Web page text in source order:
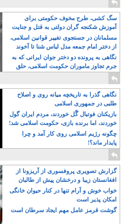
سگ کشی، طرح مخوف حکومتی برای
آموزش شکنجه گران دولتی به قتل و جنایت
بیشتر
مسلمانان در جستجوی تغییر قوانین اسلامی،
از دختر امام جمعه مدل لباس شنا تا آخوند
مسلمان همجنسگرا!
نگاهی به پرونده دو دختر جوان ایرانی که به
جرم تجاوز ماموران حکومت اسلامی، حلق
آویز شدند!
نگاهی گذرا به تاریخچه میانه روی و اصلاح
طلبی در جمهوری اسلامی
بازیکنان فوتبال گًل خوردند، مردم ایران گول
خوردند، اما برنده بازی، حکومت اسلامی شد!
چگونه رژیم اسلامی روی کار آمد و چرا
پایدار ماند؟!
گزارش تصویری پروفسوری از آریزونا از
افغانستان زیبا و درخشان پیش از طالبان
خواب خوش و آرام تنها در کنار حیوان خانگی
امکان پذیر است
گوشت قرمز عامل مهم ایجاد سرطان است